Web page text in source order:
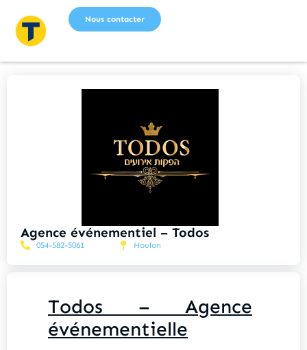
Nous contacter
Agence événementiel – Todos
054-582-5061 Houlon
Todos – Agence
événementielle